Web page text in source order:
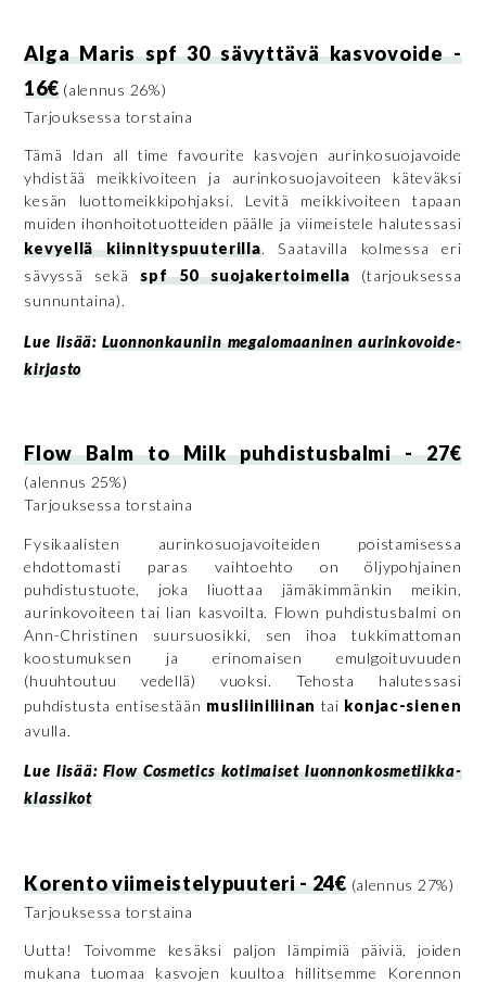
Alga Maris spf 30 sävyttävä kasvovoide -
16€(alennus 26%)
Tarjouksessa torstaina
Tämä Idan all time favourite kasvojen aurinkosuojavoide
yhdistää meikkivoiteen ja aurinkosuojavoiteen käteväksi
kesän luottomeikkipohjaksi. Levitä meikkivoiteen tapaan
muiden ihonhoitotuotteiden päälle ja viimeistele halutessasi
kevyellä kiinnityspuuterilla. Saatavilla kolmessa eri
sävyssä sekäspf 50 suojakertoimella (tarjouksessa
sunnuntaina).
Lue lisää: Luonnonkauniin megalomaaninen aurinkovoide-
kirjasto
Flow Balm to Milk puhdistusbalmi - 27€
(alennus 25%)
Tarjouksessa torstaina
Fysikaalisten aurinkosuojavoiteiden poistamisessa
ehdottomasti paras vaihtoehto on öljypohjainen
puhdistustuote, joka liuottaa jämäkimmänkin meikin,
aurinkovoiteen tai lian kasvoilta. Flown puhdistusbalmi on
Ann-Christinen suursuosikki, sen ihoa tukkimattoman
koostumuksen ja erinomaisen emulgoituvuuden
(huuhtoutuu vedellä) vuoksi. Tehosta halutessasi
puhdistusta entisestään musliiniliinan tai konjac-sienen
avulla.
Lue lisää: Flow Cosmetics kotimaiset luonnonkosmetiikka-
klassikot
Korento viimeistelypuuteri - 24€(alennus 27%)
Tarjouksessa torstaina
Uutta! Toivomme kesäksi paljon lämpimiä päiviä, joiden
mukana tuomaa kasvojen kuultoa hillitsemme Korennon